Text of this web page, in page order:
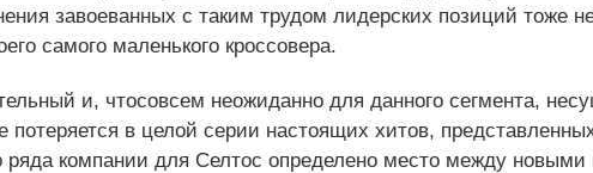
завоеванных с таким трудом лидерских позиций тоже
самого маленького кроссовера.
и, чтосовсем неожиданно для данного сегмента,
потеряется в целой серии настоящих хитов,
ряда компании для Селтос определено место между новыми